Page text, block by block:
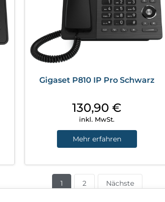
Gigaset P810 IP Pro Schwarz
130,90€
inkl. MwSt.
Mehr erfahren
1 2 Nächste